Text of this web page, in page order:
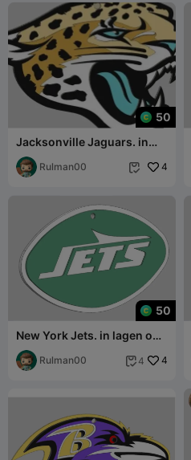
50
Jacksonville Jaguars. in
layers to be able to print in
colorRulman00  4
50
New York Jets. in lagen om
in kleur te kunnen printen
Rulman00  4 4